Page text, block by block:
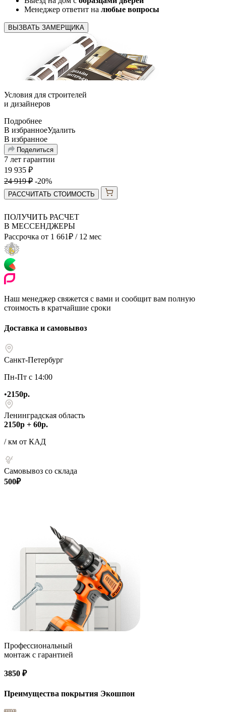
Менеджер ответит на любые вопросы
ВЫЗВАТЬ ЗАМЕРЩИКА
Условия для строителей
и дизайнеров
Подробнее
В избранноеУдалить
В избранное
Поделиться
7 лет гарантии
19 935 ₽
24 919₽ -20%
РАССЧИТАТЬ СТОИМОСТЬ
ПОЛУЧИТЬ РАСЧЕТ
В МЕССЕНДЖЕРЫ
Рассрочка от 1 661₽ / 12 мес
Наш менеджер свяжется с вами и сообщит вам полную
стоимость в кратчайшие сроки
Доставка и самовывоз
Санкт-Петербург
Пн-Пт с 14:00
•2150р.
Ленинградская область
2150р + 60р.
/ км от КАД
Самовывоз со склада
500₽
Профессиональный
монтаж с гарантией
3850 ₽
Преимущества покрытия Экошпон